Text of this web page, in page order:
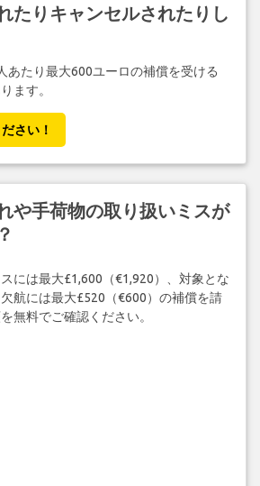
たりキャンセルされたりし
あたり最大600ユーロの補償を受ける
ます。
さい！
や手荷物の取り扱いミスが
には最大£1,600（€1,920）、対象とな
航には最大£520（€600）の補償を請
無料でご確認ください。